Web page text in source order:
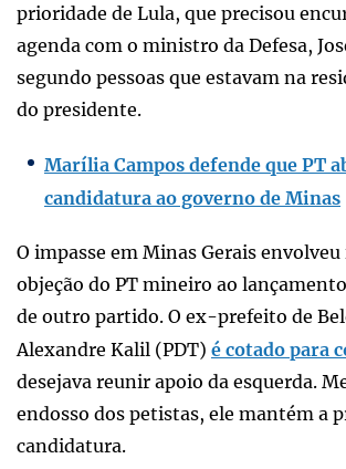
prioridade de Lula, que precisou
agenda com o ministro da Defesa,
segundo pessoas que estavam na
do presidente.
Marília Campos defende que PT
candidatura ao governo de Minas
O impasse em Minas Gerais
objeção do PT mineiro ao
de outro partido. O ex-prefeito de
Alexandre Kalil (PDT) é cotado para
desejava reunir apoio da esquerda.
endosso dos petistas, ele mantém a
candidatura.